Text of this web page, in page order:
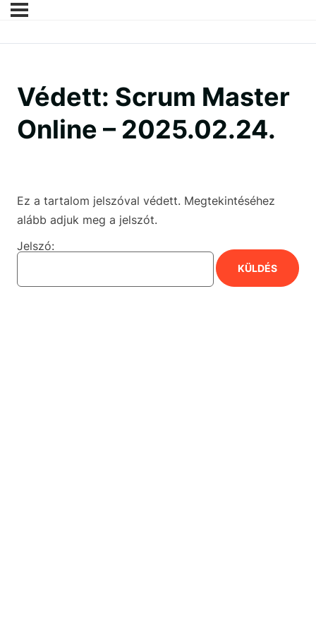
Védett: Scrum Master
Online – 2025.02.24.
Ez a tartalom jelszóval védett. Megtekintéséhez
alább adjuk meg a jelszót.
Jelszó: